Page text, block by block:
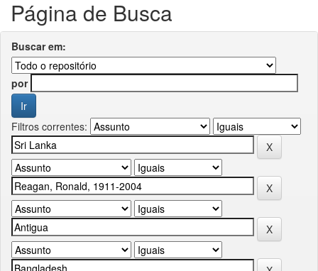
Página de Busca
Buscar em:
por
Filtros correntes: